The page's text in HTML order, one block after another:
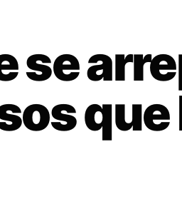
se
que